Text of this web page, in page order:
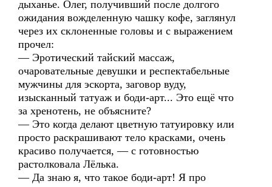
дыханье. Олег, получивший после долгого
ожидания вожделенную чашку кофе, заглянул
через их склоненные головы и с выражением
прочел:
— Эротический тайский массаж,
очаровательные девушки и респектабельные
мужчины для эскорта, заговор вуду,
изысканный татуаж и боди-арт... Это ещё что
за хренотень, не объясните?
— Это когда делают цветную татуировку или
просто раскрашивают тело красками, очень
красиво получается, — с готовностью
растолковала Лёлька.
— Да знаю я, что такое боди-арт! Я про